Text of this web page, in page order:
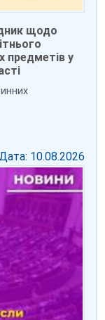
щодо
предметів у
10.08.2026